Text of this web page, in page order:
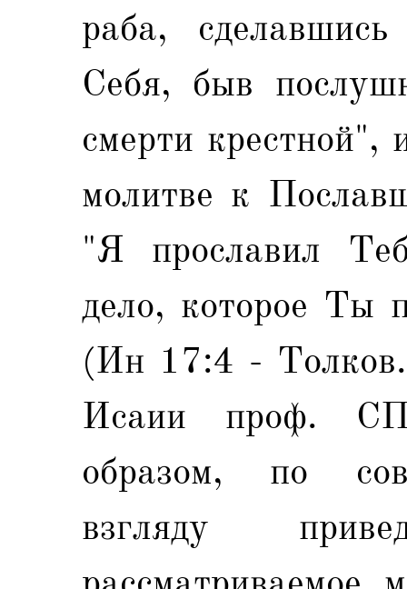
раба,
Себя, быв
смерти крестной",
молитве к
"Я прославил
дело, которое Ты
(Ин 17:4 - Толков.
Исаии проф.
образом, по
взгляду